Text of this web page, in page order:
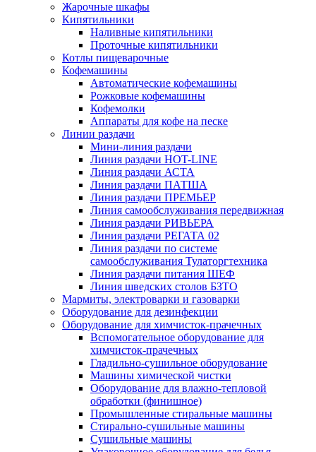
Жарочные шкафы
Кипятильники
Наливные кипятильники
Проточные кипятильники
Котлы пищеварочные
Кофемашины
Автоматические кофемашины
Рожковые кофемашины
Кофемолки
Аппараты для кофе на песке
Линии раздачи
Мини-линия раздачи
Линия раздачи HOT-LINE
Линия раздачи АСТА
Линия раздачи ПАТША
Линия раздачи ПРЕМЬЕР
Линия самообслуживания передвижная
Линия раздачи РИВЬЕРА
Линия раздачи РЕГАТА 02
Линия раздачи по системе
самообслуживания Тулаторгтехника
Линия раздачи питания ШЕФ
Линия шведских столов БЗТО
Мармиты, электроварки и газоварки
Оборудование для дезинфекции
Оборудование для химчисток-прачечных
Вспомогательное оборудование для
химчисток-прачечных
Гладильно-сушильное оборудование
Машины химической чистки
Оборудование для влажно-тепловой
обработки (финишное)
Промышленные стиральные машины
Стирально-сушильные машины
Сушильные машины